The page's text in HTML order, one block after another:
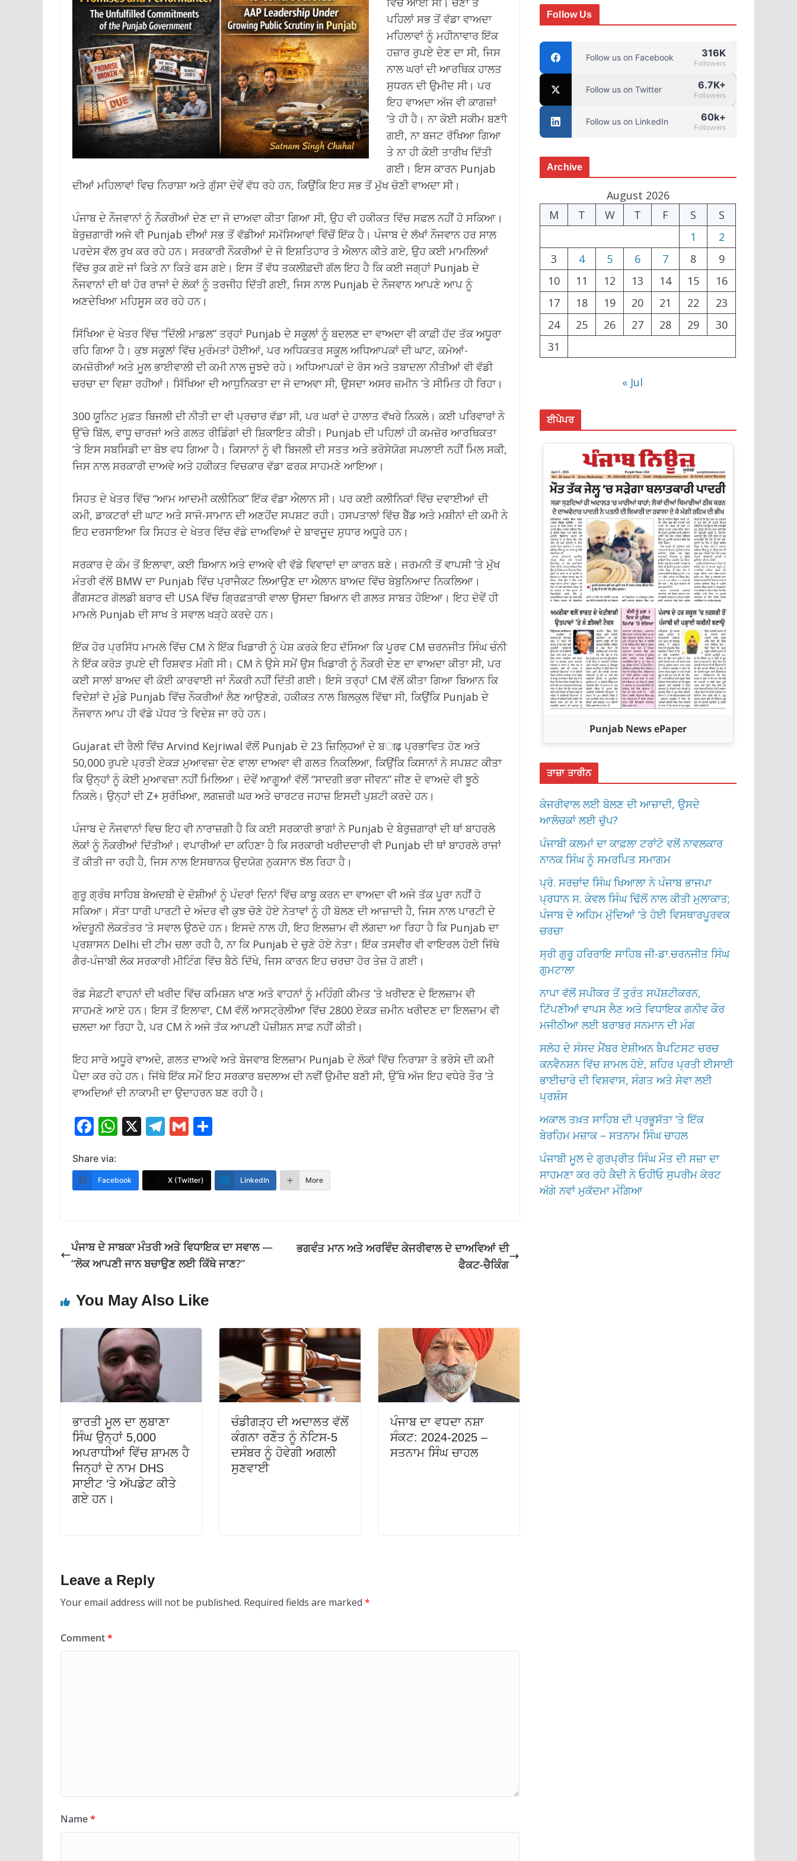
ਪਹਿਲਾਂ ਸਭ ਤੋਂ ਵੱਡਾ ਵਾਅਦਾ
ਮਹਿਲਾਵਾਂ ਨੂੰ ਮਹੀਨਾਵਾਰ ਇੱਕ
ਹਜ਼ਾਰ ਰੁਪਏ ਦੇਣ ਦਾ ਸੀ, ਜਿਸ
ਨਾਲ ਘਰਾਂ ਦੀ ਆਰਥਿਕ ਹਾਲਤ
ਸੁਧਰਨ ਦੀ ਉਮੀਦ ਸੀ। ਪਰ
ਇਹ ਵਾਅਦਾ ਅੱਜ ਵੀ ਕਾਗਜ਼ਾਂ
’ਤੇ ਹੀ ਹੈ। ਨਾ ਕੋਈ ਸਕੀਮ ਬਣਾੀ
ਗਈ, ਨਾ ਬਜਟ ਰੱਖਿਆ ਗਿਆ
ਤੇ ਨਾ ਹੀ ਕੋਈ ਤਾਰੀਖ ਦਿੱਤੀ
ਗਈ। ਇਸ ਕਾਰਨ Punjab
ਦੀਆਂ ਮਹਿਲਾਵਾਂ ਵਿਚ ਨਿਰਾਸ਼ਾ ਅਤੇ ਗੁੱਸਾ ਦੋਵੇਂ ਵੱਧ ਰਹੇ ਹਨ, ਕਿਉਂਕਿ ਇਹ ਸਭ ਤੋਂ ਮੁੱਖ ਚੋਣੀ ਵਾਅਦਾ ਸੀ।
ਪੰਜਾਬ ਦੇ ਨੌਜਵਾਨਾਂ ਨੂੰ ਨੌਕਰੀਆਂ ਦੇਣ ਦਾ ਜੋ ਦਾਅਵਾ ਕੀਤਾ ਗਿਆ ਸੀ, ਉਹ ਵੀ ਹਕੀਕਤ ਵਿੱਚ ਸਫਲ ਨਹੀਂ ਹੋ ਸਕਿਆ।
ਬੇਰੁਜ਼ਗਾਰੀ ਅਜੇ ਵੀ Punjab ਦੀਆਂ ਸਭ ਤੋਂ ਵੱਡੀਆਂ ਸਮੱਸਿਆਵਾਂ ਵਿੱਚੋਂ ਇੱਕ ਹੈ। ਪੰਜਾਬ ਦੇ ਲੱਖਾਂ ਨੌਜਵਾਨ ਹਰ ਸਾਲ
ਪਰਦੇਸ ਵੱਲ ਰੁਖ ਕਰ ਰਹੇ ਹਨ। ਸਰਕਾਰੀ ਨੌਕਰੀਆਂ ਦੇ ਜੋ ਇਸ਼ਤਿਹਾਰ ਤੇ ਐਲਾਨ ਕੀਤੇ ਗਏ, ਉਹ ਕਈ ਮਾਮਲਿਆਂ
ਵਿੱਚ ਰੁਕ ਗਏ ਜਾਂ ਕਿਤੇ ਨਾ ਕਿਤੇ ਫਸ ਗਏ। ਇਸ ਤੋਂ ਵੱਧ ਤਕਲੀਫ਼ਦੀ ਗੱਲ ਇਹ ਹੈ ਕਿ ਕਈ ਜਗ੍ਹਾਂ Punjab ਦੇ
ਨੌਜਵਾਨਾਂ ਦੀ ਥਾਂ ਹੋਰ ਰਾਜਾਂ ਦੇ ਲੋਕਾਂ ਨੂੰ ਤਰਜੀਹ ਦਿੱਤੀ ਗਈ, ਜਿਸ ਨਾਲ Punjab ਦੇ ਨੌਜਵਾਨ ਆਪਣੇ ਆਪ ਨੂੰ
ਅਣਦੇਖਿਆ ਮਹਿਸੂਸ ਕਰ ਰਹੇ ਹਨ।
ਸਿੱਖਿਆ ਦੇ ਖੇਤਰ ਵਿੱਚ “ਦਿੱਲੀ ਮਾਡਲ” ਤਰ੍ਹਾਂ Punjab ਦੇ ਸਕੂਲਾਂ ਨੂੰ ਬਦਲਣ ਦਾ ਵਾਅਦਾ ਵੀ ਕਾਫ਼ੀ ਹੱਦ ਤੱਕ ਅਧੂਰਾ
ਰਹਿ ਗਿਆ ਹੈ। ਕੁਝ ਸਕੂਲਾਂ ਵਿੱਚ ਮੁਰੰਮਤਾਂ ਹੋਈਆਂ, ਪਰ ਅਧਿਕਤਰ ਸਕੂਲ ਅਧਿਆਪਕਾਂ ਦੀ ਘਾਟ, ਕਮੇਆਂ-
ਕਮਜ਼ੋਰੀਆਂ ਅਤੇ ਮੂਲ ਭਾਈਵਾਲੀ ਦੀ ਕਮੀ ਨਾਲ ਜੂਝਦੇ ਰਹੇ। ਅਧਿਆਪਕਾਂ ਦੇ ਰੋਸ ਅਤੇ ਤਬਾਦਲਾ ਨੀਤੀਆਂ ਵੀ ਵੱਡੀ
ਚਰਚਾ ਦਾ ਵਿਸ਼ਾ ਰਹੀਆਂ। ਸਿੱਖਿਆ ਦੀ ਆਧੁਨਿਕਤਾ ਦਾ ਜੋ ਦਾਅਵਾ ਸੀ, ਉਸਦਾ ਅਸਰ ਜ਼ਮੀਨ ’ਤੇ ਸੀਮਿਤ ਹੀ ਰਿਹਾ।
300 ਯੂਨਿਟ ਮੁਫ਼ਤ ਬਿਜਲੀ ਦੀ ਨੀਤੀ ਦਾ ਵੀ ਪ੍ਰਚਾਰ ਵੱਡਾ ਸੀ, ਪਰ ਘਰਾਂ ਦੇ ਹਾਲਾਤ ਵੱਖਰੇ ਨਿਕਲੇ। ਕਈ ਪਰਿਵਾਰਾਂ ਨੇ
ਉੱਚੇ ਬਿੱਲ, ਵਾਧੂ ਚਾਰਜਾਂ ਅਤੇ ਗਲਤ ਰੀਡਿੰਗਾਂ ਦੀ ਸ਼ਿਕਾਇਤ ਕੀਤੀ। Punjab ਦੀ ਪਹਿਲਾਂ ਹੀ ਕਮਜ਼ੋਰ ਆਰਥਿਕਤਾ
’ਤੇ ਇਸ ਸਬਸਿਡੀ ਦਾ ਬੋਝ ਵਧ ਗਿਆ ਹੈ। ਕਿਸਾਨਾਂ ਨੂੰ ਵੀ ਬਿਜਲੀ ਦੀ ਸਤਤ ਅਤੇ ਭਰੋਸੇਯੋਗ ਸਪਲਾਈ ਨਹੀਂ ਮਿਲ ਸਕੀ,
ਜਿਸ ਨਾਲ ਸਰਕਾਰੀ ਦਾਅਵੇ ਅਤੇ ਹਕੀਕਤ ਵਿਚਕਾਰ ਵੱਡਾ ਫਰਕ ਸਾਹਮਣੇ ਆਇਆ।
ਸਿਹਤ ਦੇ ਖੇਤਰ ਵਿੱਚ “ਆਮ ਆਦਮੀ ਕਲੀਨਿਕ” ਇੱਕ ਵੱਡਾ ਐਲਾਨ ਸੀ। ਪਰ ਕਈ ਕਲੀਨਿਕਾਂ ਵਿੱਚ ਦਵਾਈਆਂ ਦੀ
ਕਮੀ, ਡਾਕਟਰਾਂ ਦੀ ਘਾਟ ਅਤੇ ਸਾਜੋ-ਸਾਮਾਨ ਦੀ ਅਣਹੋਂਦ ਸਪਸ਼ਟ ਰਹੀ। ਹਸਪਤਾਲਾਂ ਵਿੱਚ ਬੈੱਡ ਅਤੇ ਮਸ਼ੀਨਾਂ ਦੀ ਕਮੀ ਨੇ
ਇਹ ਦਰਸਾਇਆ ਕਿ ਸਿਹਤ ਦੇ ਖੇਤਰ ਵਿੱਚ ਵੱਡੇ ਦਾਅਵਿਆਂ ਦੇ ਬਾਵਜੂਦ ਸੁਧਾਰ ਅਧੂਰੇ ਹਨ।
ਸਰਕਾਰ ਦੇ ਕੰਮ ਤੋਂ ਇਲਾਵਾ, ਕਈ ਬਿਆਨ ਅਤੇ ਦਾਅਵੇ ਵੀ ਵੱਡੇ ਵਿਵਾਦਾਂ ਦਾ ਕਾਰਨ ਬਣੇ। ਜਰਮਨੀ ਤੋਂ ਵਾਪਸੀ ’ਤੇ ਮੁੱਖ
ਮੰਤਰੀ ਵੱਲੋਂ BMW ਦਾ Punjab ਵਿੱਚ ਪ੍ਰਾਜੈਕਟ ਲਿਆਉਣ ਦਾ ਐਲਾਨ ਬਾਅਦ ਵਿੱਚ ਬੇਬੁਨਿਆਦ ਨਿਕਲਿਆ।
ਗੈਂਗਸਟਰ ਗੋਲਡੀ ਬਰਾਰ ਦੀ USA ਵਿੱਚ ਗ੍ਰਿਫ਼ਤਾਰੀ ਵਾਲਾ ਉਸਦਾ ਬਿਆਨ ਵੀ ਗਲਤ ਸਾਬਤ ਹੋਇਆ। ਇਹ ਦੋਵੇਂ ਹੀ
ਮਾਮਲੇ Punjab ਦੀ ਸਾਖ ਤੇ ਸਵਾਲ ਖੜ੍ਹੇ ਕਰਦੇ ਹਨ।
ਇੱਕ ਹੋਰ ਪ੍ਰਸਿੱਧ ਮਾਮਲੇ ਵਿੱਚ CM ਨੇ ਇੱਕ ਖਿਡਾਰੀ ਨੂੰ ਪੇਸ਼ ਕਰਕੇ ਇਹ ਦੱਸਿਆ ਕਿ ਪੂਰਵ CM ਚਰਨਜੀਤ ਸਿੰਘ ਚੰਨੀ
ਨੇ ਇੱਕ ਕਰੋੜ ਰੁਪਏ ਦੀ ਰਿਸ਼ਵਤ ਮੰਗੀ ਸੀ। CM ਨੇ ਉਸੇ ਸਮੇਂ ਉਸ ਖਿਡਾਰੀ ਨੂੰ ਨੌਕਰੀ ਦੇਣ ਦਾ ਵਾਅਦਾ ਕੀਤਾ ਸੀ, ਪਰ
ਕਈ ਸਾਲਾਂ ਬਾਅਦ ਵੀ ਕੋਈ ਕਾਰਵਾਈ ਜਾਂ ਨੌਕਰੀ ਨਹੀਂ ਦਿੱਤੀ ਗਈ। ਇਸੇ ਤਰ੍ਹਾਂ CM ਵੱਲੋਂ ਕੀਤਾ ਗਿਆ ਬਿਆਨ ਕਿ
ਵਿਦੇਸ਼ਾਂ ਦੇ ਮੁੰਡੇ Punjab ਵਿੱਚ ਨੌਕਰੀਆਂ ਲੈਣ ਆਉਣਗੇ, ਹਕੀਕਤ ਨਾਲ ਬਿਲਕੁਲ ਵਿੱਢਾ ਸੀ, ਕਿਉਂਕਿ Punjab ਦੇ
ਨੌਜਵਾਨ ਆਪ ਹੀ ਵੱਡੇ ਪੱਧਰ ’ਤੇ ਵਿਦੇਸ਼ ਜਾ ਰਹੇ ਹਨ।
Gujarat ਦੀ ਰੈਲੀ ਵਿੱਚ Arvind Kejriwal ਵੱਲੋਂ Punjab ਦੇ 23 ਜ਼ਿਲ੍ਹਿਆਂ ਦੇ ਬाढ़ ਪ੍ਰਭਾਵਿਤ ਹੋਣ ਅਤੇ
50,000 ਰੁਪਏ ਪ੍ਰਤੀ ਏਕੜ ਮੁਆਵਜ਼ਾ ਦੇਣ ਵਾਲਾ ਦਾਅਵਾ ਵੀ ਗਲਤ ਨਿਕਲਿਆ, ਕਿਉਂਕਿ ਕਿਸਾਨਾਂ ਨੇ ਸਪਸ਼ਟ ਕੀਤਾ
ਕਿ ਉਨ੍ਹਾਂ ਨੂੰ ਕੋਈ ਮੁਆਵਜ਼ਾ ਨਹੀਂ ਮਿਲਿਆ। ਦੋਵੇਂ ਆਗੂਆਂ ਵੱਲੋਂ “ਸਾਦਗੀ ਭਰਾ ਜੀਵਨ” ਜੀਣ ਦੇ ਵਾਅਦੇ ਵੀ ਝੂਠੇ
ਨਿਕਲੇ। ਉਨ੍ਹਾਂ ਦੀ Z+ ਸੁਰੱਖਿਆ, ਲਗਜ਼ਰੀ ਘਰ ਅਤੇ ਚਾਰਟਰ ਜਹਾਜ਼ ਇਸਦੀ ਪੁਸ਼ਟੀ ਕਰਦੇ ਹਨ।
ਪੰਜਾਬ ਦੇ ਨੌਜਵਾਨਾਂ ਵਿਚ ਇਹ ਵੀ ਨਾਰਾਜ਼ਗੀ ਹੈ ਕਿ ਕਈ ਸਰਕਾਰੀ ਭਾਗਾਂ ਨੇ Punjab ਦੇ ਬੇਰੁਜ਼ਗਾਰਾਂ ਦੀ ਥਾਂ ਬਾਹਰਲੇ
ਲੋਕਾਂ ਨੂੰ ਨੌਕਰੀਆਂ ਦਿੱਤੀਆਂ। ਵਪਾਰੀਆਂ ਦਾ ਕਹਿਣਾ ਹੈ ਕਿ ਸਰਕਾਰੀ ਖਰੀਦਦਾਰੀ ਵੀ Punjab ਦੀ ਥਾਂ ਬਾਹਰਲੇ ਰਾਜਾਂ
ਤੋਂ ਕੀਤੀ ਜਾ ਰਹੀ ਹੈ, ਜਿਸ ਨਾਲ ਇਸਥਾਨਕ ਉਦਯੋਗ ਨੁਕਸਾਨ ਝੱਲ ਰਿਹਾ ਹੈ।
ਗੁਰੂ ਗ੍ਰੰਥ ਸਾਹਿਬ ਬੇਅਦਬੀ ਦੇ ਦੋਸ਼ੀਆਂ ਨੂੰ ਪੰਦਰਾਂ ਦਿਨਾਂ ਵਿੱਚ ਕਾਬੂ ਕਰਨ ਦਾ ਵਾਅਦਾ ਵੀ ਅਜੇ ਤੱਕ ਪੂਰਾ ਨਹੀਂ ਹੋ
ਸਕਿਆ। ਸੱਤਾ ਧਾਰੀ ਪਾਰਟੀ ਦੇ ਅੰਦਰ ਵੀ ਕੁਝ ਚੋਣੇ ਹੋਏ ਨੇਤਾਵਾਂ ਨੂੰ ਹੀ ਬੋਲਣ ਦੀ ਆਜ਼ਾਦੀ ਹੈ, ਜਿਸ ਨਾਲ ਪਾਰਟੀ ਦੇ
ਅੰਦਰੂਨੀ ਲੋਕਤੰਤਰ ’ਤੇ ਸਵਾਲ ਉਠਦੇ ਹਨ। ਇਸਦੇ ਨਾਲ ਹੀ, ਇਹ ਇਲਜ਼ਾਮ ਵੀ ਲੱਗਦਾ ਆ ਰਿਹਾ ਹੈ ਕਿ Punjab ਦਾ
ਪ੍ਰਸ਼ਾਸਨ Delhi ਦੀ ਟੀਮ ਚਲਾ ਰਹੀ ਹੈ, ਨਾ ਕਿ Punjab ਦੇ ਚੁਣੇ ਹੋਏ ਨੇਤਾ। ਇੱਕ ਤਸਵੀਰ ਵੀ ਵਾਇਰਲ ਹੋਈ ਜਿੱਥੇ
ਗੈਰ-ਪੰਜਾਬੀ ਲੋਕ ਸਰਕਾਰੀ ਮੀਟਿੰਗ ਵਿੱਚ ਬੈਠੇ ਦਿੱਖੇ, ਜਿਸ ਕਾਰਨ ਇਹ ਚਰਚਾ ਹੋਰ ਤੇਜ਼ ਹੋ ਗਈ।
ਰੋਡ ਸੇਫ਼ਟੀ ਵਾਹਨਾਂ ਦੀ ਖਰੀਦ ਵਿੱਚ ਕਮਿਸ਼ਨ ਖਾਣ ਅਤੇ ਵਾਹਨਾਂ ਨੂੰ ਮਹਿੰਗੀ ਕੀਮਤ ’ਤੇ ਖਰੀਦਣ ਦੇ ਇਲਜ਼ਾਮ ਵੀ
ਸਾਹਮਣੇ ਆਏ ਹਨ। ਇਸ ਤੋਂ ਇਲਾਵਾ, CM ਵੱਲੋਂ ਆਸਟ੍ਰੇਲੀਆ ਵਿੱਚ 2800 ਏਕੜ ਜ਼ਮੀਨ ਖਰੀਦਣ ਦਾ ਇਲਜ਼ਾਮ ਵੀ
ਚਲਦਾ ਆ ਰਿਹਾ ਹੈ, ਪਰ CM ਨੇ ਅਜੇ ਤੱਕ ਆਪਣੀ ਪੋਜ਼ੀਸ਼ਨ ਸਾਫ਼ ਨਹੀਂ ਕੀਤੀ।
ਇਹ ਸਾਰੇ ਅਧੂਰੇ ਵਾਅਦੇ, ਗਲਤ ਦਾਅਵੇ ਅਤੇ ਬੇਜਵਾਬ ਇਲਜ਼ਾਮ Punjab ਦੇ ਲੋਕਾਂ ਵਿੱਚ ਨਿਰਾਸ਼ਾ ਤੇ ਭਰੋਸੇ ਦੀ ਕਮੀ
ਪੈਦਾ ਕਰ ਰਹੇ ਹਨ। ਜਿੱਥੇ ਇੱਕ ਸਮੇਂ ਇਹ ਸਰਕਾਰ ਬਦਲਾਅ ਦੀ ਨਵੀਂ ਉਮੀਦ ਬਣੀ ਸੀ, ਉੱਥੇ ਅੱਜ ਇਹ ਵਧੇਰੇ ਤੌਰ ’ਤੇ
ਵਾਅਦਿਆਂ ਦੀ ਨਾਕਾਮੀ ਦਾ ਉਦਾਹਰਨ ਬਣ ਰਹੀ ਹੈ।
F
e
b
k
W
at
s
p
X T
e
gr
G
ai
l
ar
e
Share via:
Facebook X (Twitter) LinkedIn More
ਪੰਜਾਬ ਦੇ ਸਾਬਕਾ ਮੰਤਰੀ ਅਤੇ ਵਿਧਾਇਕ ਦਾ ਸਵਾਲ —
“ਲੋਕ ਆਪਣੀ ਜਾਨ ਬਚਾਉਣ ਲਈ ਕਿੱਥੇ ਜਾਣ?”
ਭਗਵੰਤ ਮਾਨ ਅਤੇ ਅਰਵਿੰਦ ਕੇਜਰੀਵਾਲ ਦੇ ਦਾਅਵਿਆਂ ਦੀ
ਫੈਕਟ-ਚੈਕਿੰਗ
You May Also Like
ਭਾਰਤੀ ਮੂਲ ਦਾ ਲੁਬਾਣਾ
ਸਿੰਘ ਉਨ੍ਹਾਂ 5,000
ਅਪਰਾਧੀਆਂ ਵਿੱਚ ਸ਼ਾਮਲ ਹੈ
ਜਿਨ੍ਹਾਂ ਦੇ ਨਾਮ DHS
ਸਾਈਟ ‘ਤੇ ਅੱਪਡੇਟ ਕੀਤੇ
ਗਏ ਹਨ।
ਚੰਡੀਗੜ੍ਹ ਦੀ ਅਦਾਲਤ ਵੱਲੋਂ
ਕੰਗਨਾ ਰਣੌਤ ਨੂੰ ਨੋਟਿਸ-5
ਦਸੰਬਰ ਨੂੰ ਹੋਵੇਗੀ ਅਗਲੀ
ਸੁਣਵਾਈ
ਪੰਜਾਬ ਦਾ ਵਧਦਾ ਨਸ਼ਾ
ਸੰਕਟ: 2024-2025 –
ਸਤਨਾਮ ਸਿੰਘ ਚਾਹਲ
Leave a Reply
Your email address will not be published. Required fields are marked *
Comment*
Name*
Follow Us
Follow us on Facebook 316K
Followers
Follow us on Twitter 6.7K+
Followers
Follow us on LinkedIn 60k+
Followers
Archive
August 2026
M
T W T F S
S
1
2
3
4 5 6 7 8
9
10
11 12 13 14 15
16
17
18 19 20 21 22
23
24
25 26 27 28 29
30
31
« Jul
ਈਪੇਪਰ
Punjab News ePaper
ਤਾਜ਼ਾ ਤਾਰੀਨ
ਕੇਜਰੀਵਾਲ ਲਈ ਬੋਲਣ ਦੀ ਆਜ਼ਾਦੀ, ਉਸਦੇ
ਆਲੋਚਕਾਂ ਲਈ ਚੁੱਪ?
ਪੰਜਾਬੀ ਕਲਮਾਂ ਦਾ ਕਾਫ਼ਲਾ ਟਰਾਂਟੋ ਵਲੋਂ ਨਾਵਲਕਾਰ
ਨਾਨਕ ਸਿੰਘ ਨੂੰ ਸਮਰਪਿਤ ਸਮਾਗਮ
ਪ੍ਰੋ. ਸਰਚਾਂਦ ਸਿੰਘ ਖਿਆਲਾ ਨੇ ਪੰਜਾਬ ਭਾਜਪਾ
ਪ੍ਰਧਾਨ ਸ. ਕੇਵਲ ਸਿੰਘ ਢਿੱਲੋਂ ਨਾਲ ਕੀਤੀ ਮੁਲਾਕਾਤ;
ਪੰਜਾਬ ਦੇ ਅਹਿਮ ਮੁੱਦਿਆਂ ‘ਤੇ ਹੋਈ ਵਿਸਥਾਰਪੂਰਵਕ
ਚਰਚਾ
ਸ੍ਰੀ ਗੁਰੂ ਹਰਿਰਾਇ ਸਾਹਿਬ ਜੀ-ਡਾ.ਚਰਨਜੀਤ ਸਿੰਘ
ਗੁਮਟਾਲਾ
ਨਾਪਾ ਵੱਲੋਂ ਸਪੀਕਰ ਤੋਂ ਤੁਰੰਤ ਸਪੱਸ਼ਟੀਕਰਨ,
ਟਿੱਪਣੀਆਂ ਵਾਪਸ ਲੈਣ ਅਤੇ ਵਿਧਾਇਕ ਗਨੀਵ ਕੌਰ
ਮਜੀਠੀਆ ਲਈ ਬਰਾਬਰ ਸਨਮਾਨ ਦੀ ਮੰਗ
ਸਲੋਹ ਦੇ ਸੰਸਦ ਮੈਂਬਰ ਏਸ਼ੀਅਨ ਬੈਪਟਿਸਟ ਚਰਚ
ਕਨਵੈਨਸ਼ਨ ਵਿੱਚ ਸ਼ਾਮਲ ਹੋਏ, ਸ਼ਹਿਰ ਪ੍ਰਤੀ ਈਸਾਈ
ਭਾਈਚਾਰੇ ਦੀ ਵਿਸ਼ਵਾਸ, ਸੰਗਤ ਅਤੇ ਸੇਵਾ ਲਈ
ਪ੍ਰਸ਼ੰਸ
ਅਕਾਲ ਤਖ਼ਤ ਸਾਹਿਬ ਦੀ ਪ੍ਰਭੂਸੱਤਾ ‘ਤੇ ਇੱਕ
ਬੇਰਹਿਮ ਮਜ਼ਾਕ – ਸਤਨਾਮ ਸਿੰਘ ਚਾਹਲ
ਪੰਜਾਬੀ ਮੂਲ ਦੇ ਗੁਰਪ੍ਰੀਤ ਸਿੰਘ ਮੌਤ ਦੀ ਸਜ਼ਾ ਦਾ
ਸਾਹਮਣਾ ਕਰ ਰਹੇ ਕੈਦੀ ਨੇ ਓਹੀਓ ਸੁਪਰੀਮ ਕੋਰਟ
ਅੱਗੇ ਨਵਾਂ ਮੁਕੱਦਮਾ ਮੰਗਿਆ